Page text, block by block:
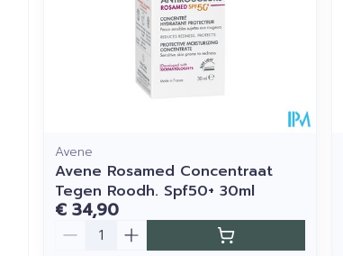
Avene
Avene Rosamed Concentraat
Tegen Roodh. Spf50+ 30ml
€ 34,90
Aantal